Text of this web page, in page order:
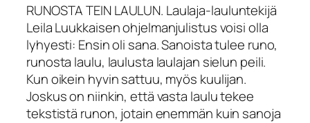
RUNOSTA TEIN LAULUN. Laulaja-lauluntekijä
Leila Luukkaisen ohjelmanjulistus voisi olla
lyhyesti: Ensin oli sana. Sanoista tulee runo,
runosta laulu, laulusta laulajan sielun peili.
Kun oikein hyvin sattuu, myös kuulijan.
Joskus on niinkin, että vasta laulu tekee
tekstistä runon, jotain enemmän kuin sanoja